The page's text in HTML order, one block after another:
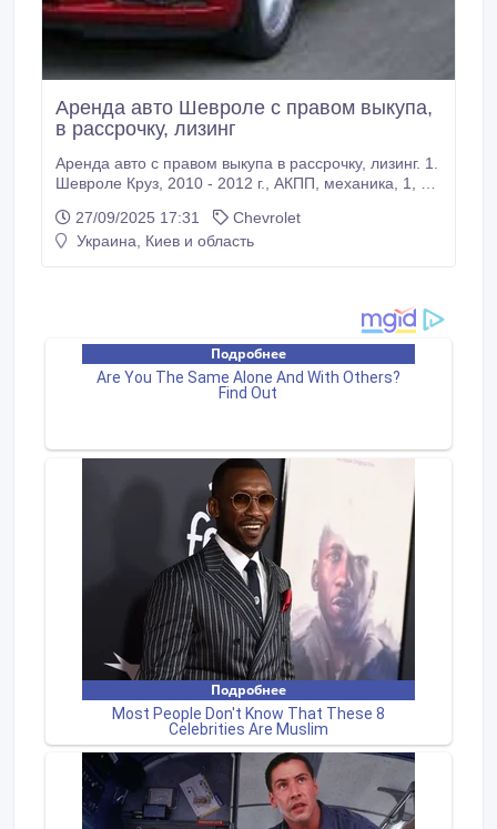
Аренда авто Шевроле с правом выкупа,
в рассрочку, лизинг
Аренда авто с правом выкупа в рассрочку, лизинг. 1.
Шевроле Круз, 2010 - 2012 г., АКПП, механика, 1, 8
сигнализация. Условия: - при заключении договора,
оплата сразу 1000 $, - оплата один раз в неделю, -
27/09/2025 17:31
Chevrolet
Украина, Киев и область